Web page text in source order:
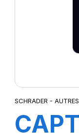
SCHRADER -